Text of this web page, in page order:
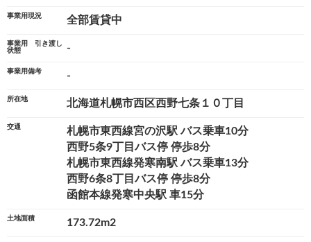
事業用現況 全部賃貸中
事業用 引き渡し
状態
-
事業用備考 -
所在地 北海道札幌市西区西野七条１０丁目
交通
札幌市東西線宮の沢駅 バス乗車10分
西野5条9丁目バス停 停歩8分
札幌市東西線発寒南駅 バス乗車13分
西野6条8丁目バス停 停歩8分
函館本線発寒中央駅 車15分
土地面積 173.72m2